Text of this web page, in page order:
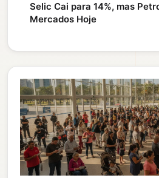
Selic Cai para 14%, mas
Mercados Hoje